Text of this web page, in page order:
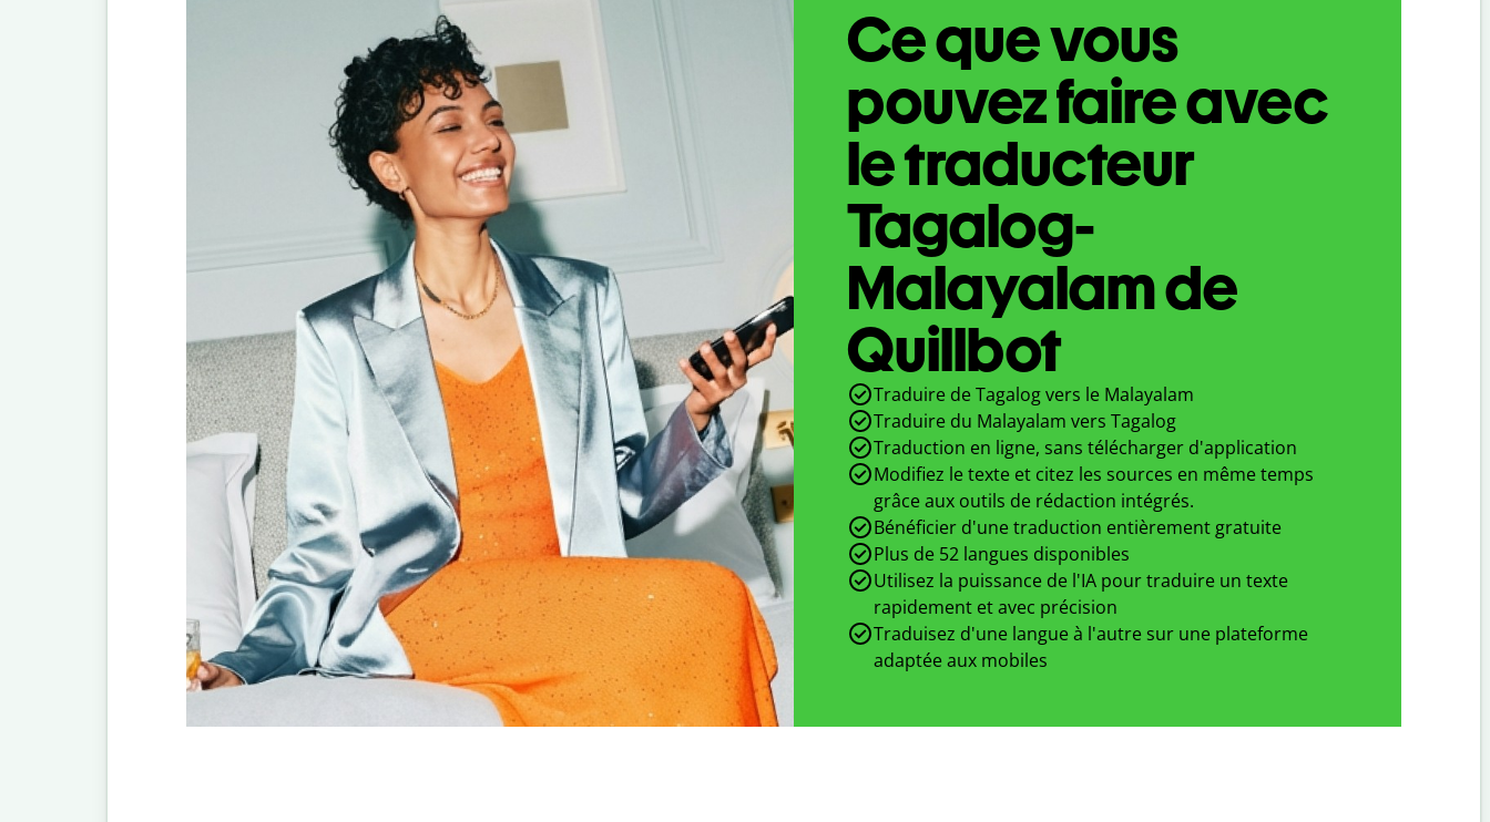
Ce que vous
pouvez faire avec
le traducteur
Tagalog-
Malayalam de
Quillbot
Traduire de Tagalog vers le Malayalam
Traduire du Malayalam vers Tagalog
Traduction en ligne, sans télécharger d'application
Modifiez le texte et citez les sources en même temps
grâce aux outils de rédaction intégrés.
Bénéficier d'une traduction entièrement gratuite
Plus de 52 langues disponibles
Utilisez la puissance de l'IA pour traduire un texte
rapidement et avec précision
Traduisez d'une langue à l'autre sur une plateforme
adaptée aux mobiles